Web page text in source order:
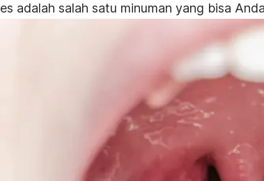
es adalah salah satu minuman yang bisa